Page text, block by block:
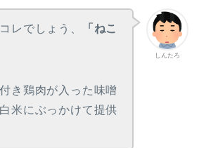
しんたろ
レでしょう、
「ねこ
き鶏肉が入った味噌
米にぶっかけて提供